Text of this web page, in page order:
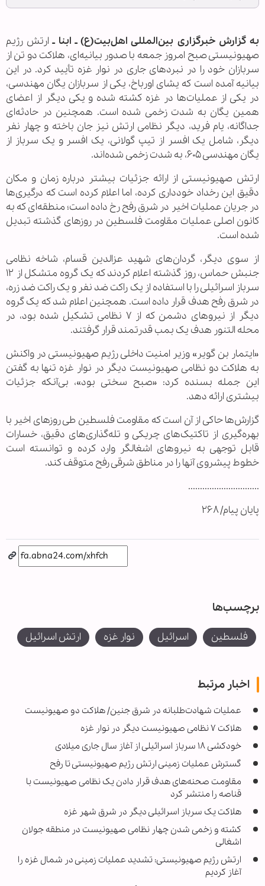
به گزارش خبرگزاری بین‌المللی اهل‌بیت(ع) ـ ابنا ـ ارتش رژیم
صهیونیستی صبح امروز جمعه با صدور بیانیه‌ای، هلاکت دو تن از
سربازان خود را در نبردهای جاری در نوار غزه تأیید کرد. در این
بیانیه آمده است که یشای اورباخ، یکی از سربازان یگان مهندسی،
در یکی از عملیات‌ها در غزه کشته شده و یکی دیگر از اعضای
همین یگان به شدت زخمی شده است. همچنین در حادثه‌ای
جداگانه، یام فرید، دیگر نظامی ارتش نیز جان باخته و چهار نفر
دیگر، شامل یک افسر از تیپ گولانی، یک افسر و یک سرباز از
یگان مهندسی ۶۰۵، به شدت زخمی شده‌اند.
ارتش صهیونیستی از ارائه جزئیات بیشتر درباره زمان و مکان
دقیق این رخداد خودداری کرده، اما اعلام کرده است که درگیری‌ها
در جریان عملیات‌ اخیر در شرق رفح رخ داده است؛ منطقه‌ای که به
کانون اصلی عملیات مقاومت فلسطین در روزهای گذشته تبدیل
شده است.
از سوی دیگر، گردان‌های شهید عزالدین قسام، شاخه نظامی
جنبش حماس، روز گذشته اعلام کردند که یک گروه متشکل از ۱۲
سرباز اسرائیلی را با استفاده از یک راکت ضد نفر و یک راکت ضد زره،
در شرق رفح هدف قرار داده است. همچنین اعلام شد که یک گروه
دیگر از نیروهای دشمن که از ۷ نظامی تشکیل شده بود، در
محله التنور هدف یک بمب قدرتمند قرار گرفتند.
«ایتمار بن گویر» وزیر امنیت داخلی رژیم صهیونیستی در واکنش
به هلاکت دو نظامی صهیونیست دیگر در نوار غزه تنها به گفتن
این جمله بسنده کرد: «صبح سختی بود»، بی‌آنکه جزئیات
بیشتری ارائه دهد.
گزارش‌ها حاکی از آن است که مقاومت فلسطین طی روزهای اخیر با
بهره‌گیری از تاکتیک‌های چریکی و تله‌گذاری‌های دقیق، خسارات
قابل توجهی به نیروهای اشغالگر وارد کرده و توانسته است
خطوط پیشروی آنها را در مناطق شرقی رفح متوقف کند.
..............................
پایان پیام/ ۲۶۸
برچسب‌ها
فلسطین اسرائیل نوار غزه ارتش اسرائیل
اخبار مرتبط
عملیات شهادت‌طلبانه در شرق جنین/ هلاکت دو صهیونیست
هلاکت ۷ نظامی صهیونیست دیگر در نوار غزه
خودکشی ۱۸ سرباز اسرائیلی از آغاز سال جاری میلادی
گسترش عملیات زمینی ارتش رژیم صهیونیستی تا رفح
مقاومت صحنه‌های هدف قرار دادن یک نظامی صهیونیست با
قناصه را منتشر کرد
هلاکت یک سرباز اسرائیلی دیگر در شرق شهر غزه
کشته و زخمی شدن چهار نظامی صهیونیست در منطقه جولان
اشغالی
ارتش رژیم صهیونیستی: تشدید عملیات زمینی در شمال غزه را
آغاز کردیم